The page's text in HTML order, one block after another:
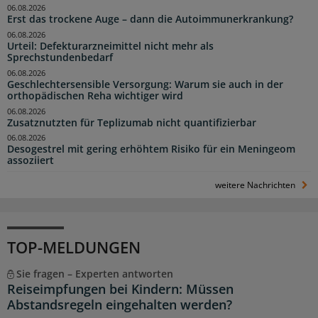
Erst das trockene Auge – dann die Autoimmunerkrankung?
06.08.2026
Urteil: Defekturarzneimittel nicht mehr als
Sprechstundenbedarf
06.08.2026
Geschlechtersensible Versorgung: Warum sie auch in der
orthopädischen Reha wichtiger wird
06.08.2026
Zusatznutzten für Teplizumab nicht quantifizierbar
06.08.2026
Desogestrel mit gering erhöhtem Risiko für ein Meningeom
assoziiert
06.08.2026
weitere Nachrichten
TOP-MELDUNGEN
Sie fragen – Experten antworten
Reiseimpfungen bei Kindern: Müssen
Abstandsregeln eingehalten werden?